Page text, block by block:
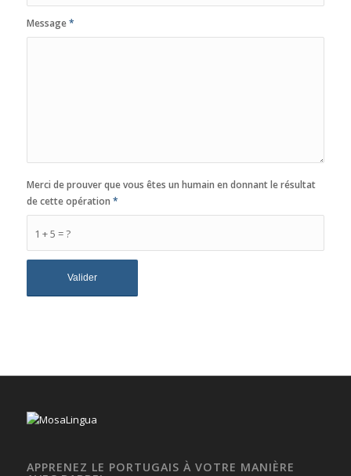
Message*
1 + 5 = ?
Merci de prouver que vous êtes un humain en donnant le résultat
de cette opération *
APPRENEZ LE PORTUGAIS À VOTRE MANIÈRE